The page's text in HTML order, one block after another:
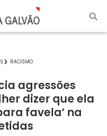
RACISMO
agressões
dizer que ela
favela’ na